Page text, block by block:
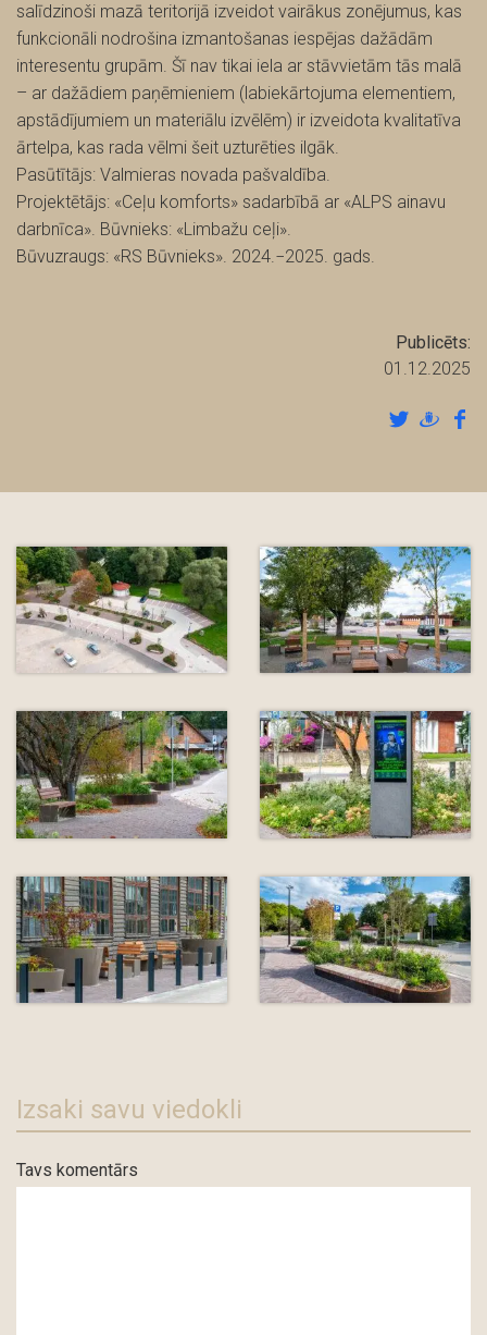
salīdzinoši mazā teritorijā izveidot vairākus zonējumus, kas
funkcionāli nodrošina izmantošanas iespējas dažādām
interesentu grupām. Šī nav tikai iela ar stāvvietām tās malā
– ar dažādiem paņēmieniem (labiekārtojuma elementiem,
apstādījumiem un materiālu izvēlēm) ir izveidota kvalitatīva
ārtelpa, kas rada vēlmi šeit uzturēties ilgāk.
Pasūtītājs: Valmieras novada pašvaldība.
Projektētājs: «Ceļu komforts» sadarbībā ar «ALPS ainavu
darbnīca». Būvnieks: «Limbažu ceļi».
Būvuzraugs: «RS Būvnieks». 2024.−2025. gads.
Publicēts:
01.12.2025
Izsaki savu viedokli
Tavs komentārs